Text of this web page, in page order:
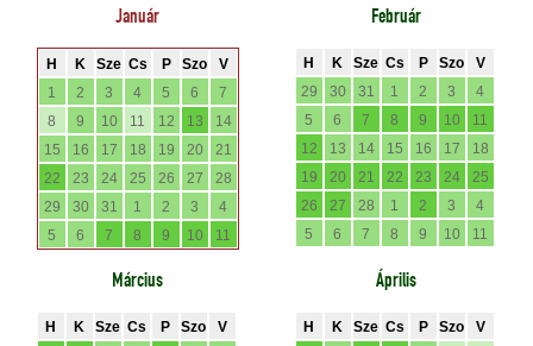
Január
H K Sze Cs P Szo
V
1
2 3 4 5 6
7
8
9 10 11 12 13
14
15
16 17 18 19 20
21
22
23 24 25 26 27
28
29
30 31 1 2 3
4
5
6 7 8 9 10 11
Február
H K Sze Cs P Szo
V
29
30 31 1 2 3
4
5
6 7 8 9 10
11
12
13 14 15 16 17
18
19
20 21 22 23 24
25
26
27 28 1 2 3
4
5
6 7 8 9 10 11
Március
H K Sze Cs P Szo
V
Április
H K Sze Cs P Szo
V